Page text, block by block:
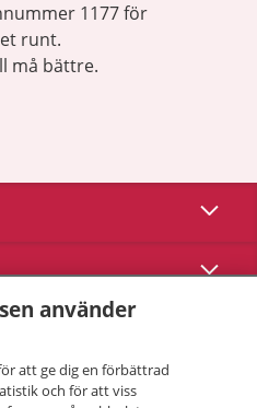
1177 för
runt.
må bättre.
Visa
Visa
använder
att ge dig en förbättrad
och för att viss